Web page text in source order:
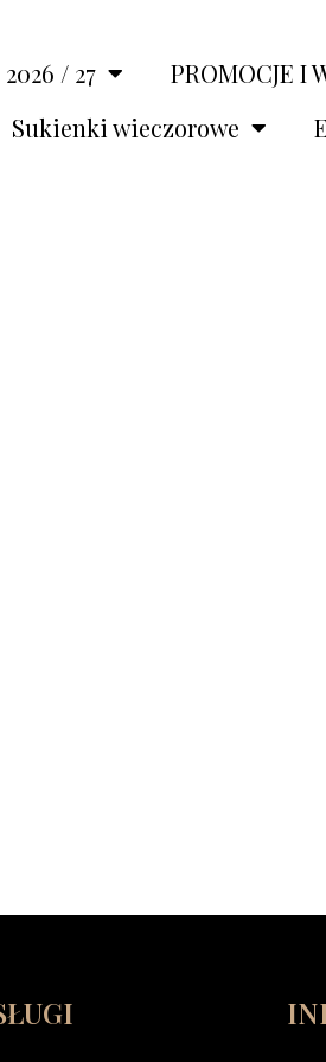
/ 27
PROMOCJE I
Sukienki wieczorowe